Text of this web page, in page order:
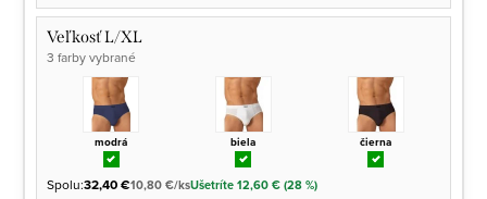
Veľkosť L/XL
3 farby vybrané
modrá biela čierna
Spolu:32,40 €10,80 €/ksUšetríte 12,60 € (28 %)